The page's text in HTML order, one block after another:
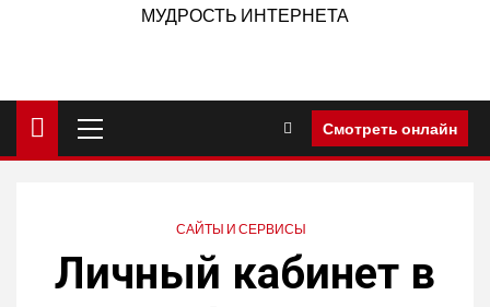
МУДРОСТЬ ИНТЕРНЕТА
меню
Смотреть онлайн
САЙТЫ И СЕРВИСЫ
Личный кабинет в